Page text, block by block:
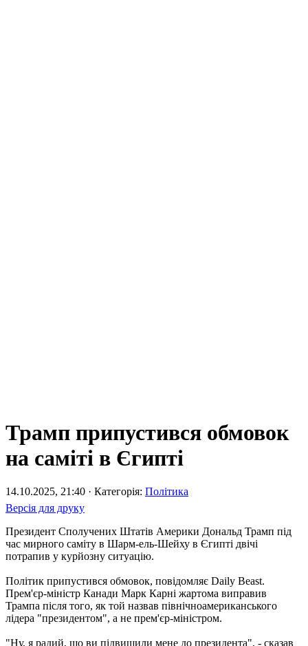
Трамп припустився обмовок
на саміті в Єгипті
14.10.2025, 21:40 · Категорія: Політика
Версія для друку
Президент Сполучених Штатів Америки Дональд Трамп під
час мирного саміту в Шарм-ель-Шейху в Єгипті двічі
потрапив у курйозну ситуацію.
Політик припустився обмовок, повідомляє Daily Beast.
Прем'єр-міністр Канади Марк Карні жартома виправив
Трампа після того, як той назвав північноамериканського
лідера "президентом", а не прем'єр-міністром.
"Ну, я радий, що ви підвищили мене до президента", - сказав